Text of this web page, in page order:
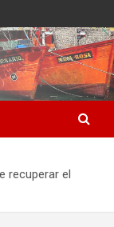
recuperar el